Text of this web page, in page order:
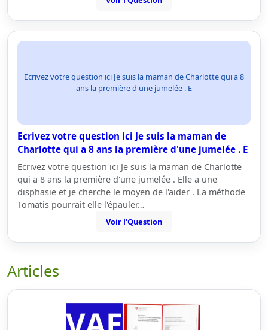
Ecrivez votre question ici Je suis la maman de Charlotte qui a 8
ans la première d'une jumelée . E
Ecrivez votre question ici Je suis la maman de
Charlotte qui a 8 ans la première d'une jumelée . E
Ecrivez votre question ici Je suis la maman de Charlotte
qui a 8 ans la première d'une jumelée . Elle a une
disphasie et je cherche le moyen de l'aider . La méthode
Tomatis pourrait elle l'épauler…
Voir l'Question
Articles